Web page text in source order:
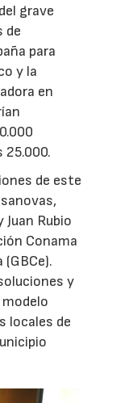
grave
de
para
y la
en
25.000.
de este
Juan Rubio
Conama
y
locales de